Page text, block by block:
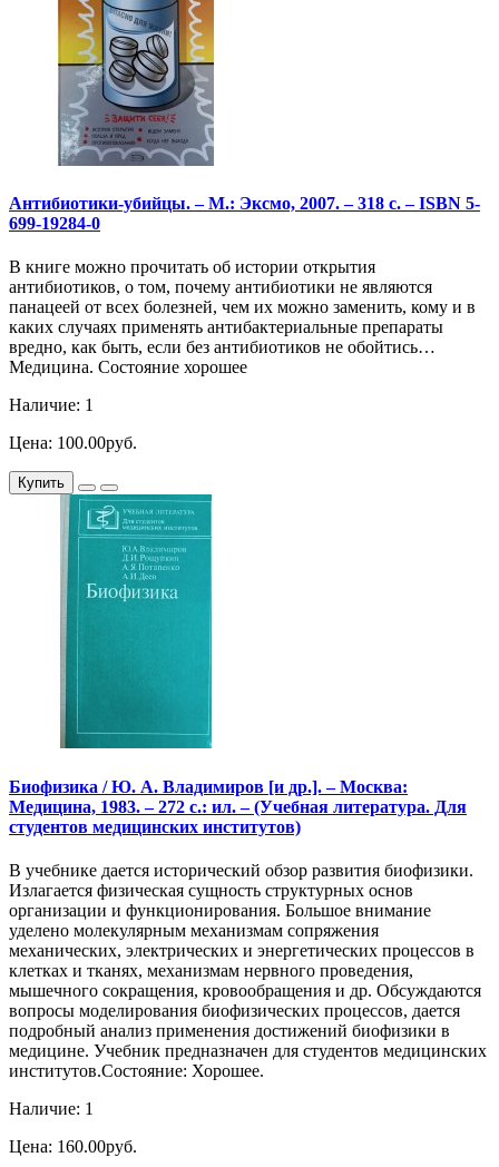
Антибиотики-убийцы. – М.: Эксмо, 2007. – 318 с. – ISBN 5-
699-19284-0
В книге можно прочитать об истории открытия
антибиотиков, о том, почему антибиотики не являются
панацеей от всех болезней, чем их можно заменить, кому и в
каких случаях применять антибактериальные препараты
вредно, как быть, если без антибиотиков не обойтись…
Медицина. Состояние хорошее
Наличие: 1
Цена: 100.00руб.
Купить
Биофизика / Ю. А. Владимиров [и др.]. – Москва:
Медицина, 1983. – 272 с.: ил. – (Учебная литература. Для
студентов медицинских институтов)
В учебнике дается исторический обзор развития биофизики.
Излагается физическая сущность структурных основ
организации и функционирования. Большое внимание
уделено молекулярным механизмам сопряжения
механических, электрических и энергетических процессов в
клетках и тканях, механизмам нервного проведения,
мышечного сокращения, кровообращения и др. Обсуждаются
вопросы моделирования биофизических процессов, дается
подробный анализ применения достижений биофизики в
медицине. Учебник предназначен для студентов медицинских
институтов.Состояние: Хорошее.
Наличие: 1
Цена: 160.00руб.